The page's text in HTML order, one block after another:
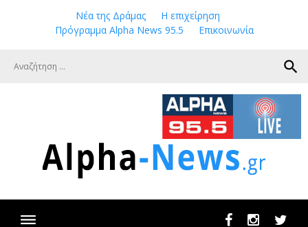
Νέα της Δράμας
Η επιχείρηση
Πρόγραμμα Alpha News 95.5
Επικοινωνία
search